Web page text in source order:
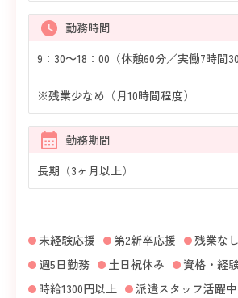
勤務時間
9：30～18：00（休憩60分／実働7時間30
※残業少なめ（月10時間程度）
勤務期間
長期（3ヶ月以上）
未経験応援 第2新卒応援
残業な
週5日勤務
土日祝休み
資格・経
時給1300円以上
派遣スタッフ活躍中